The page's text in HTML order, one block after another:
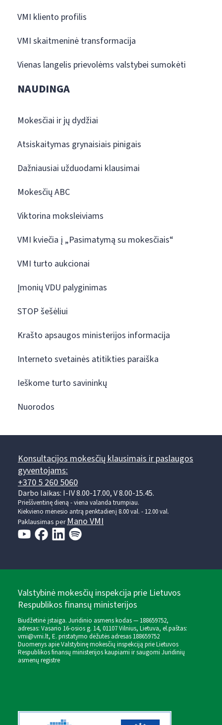
VMI kliento profilis
VMI skaitmeninė transformacija
Vienas langelis prievolėms valstybei sumokėti
NAUDINGA
Mokesčiai ir jų dydžiai
Atsiskaitymas grynaisiais pinigais
Dažniausiai užduodami klausimai
Mokesčių ABC
Viktorina moksleiviams
VMI kviečia į „Pasimatymą su mokesčiais“
VMI turto aukcionai
Įmonių VDU palyginimas
STOP šešėliui
Krašto apsaugos ministerijos informacija
Interneto svetainės atitikties paraiška
Ieškome turto savininkų
Nuorodos
Konsultacijos mokesčių klausimais ir paslaugos
gyventojams:
+370 5 260 5060
Darbo laikas: I-IV 8.00-17.00, V 8.00-15.45.
Prieššventinę dieną - viena valanda trumpiau.
Kiekvieno mėnesio antrą penktadienį 8.00 val. - 12.00 val.
Paklausimas perMano VMI
Valstybinė mokesčių inspekcija prie Lietuvos
Respublikos finansų ministerijos
Biudžetinė įstaiga. Juridinio asmens kodas — 188659752,
adresas: Vasario 16-osios g. 14, 01107 Vilnius, Lietuva, el.paštas:
vmi@vmi.lt, E. pristatymo dėžutės adresas 188659752
Duomenys apie Valstybinę mokesčių inspekciją prie Lietuvos
Respublikos finansų ministerijos kaupiami ir saugomi Juridinių
asmenų registre